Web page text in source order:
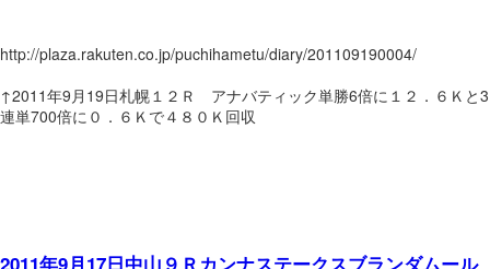
http://plaza.rakuten.co.jp/puchihametu/diary/201109190004/
↑2011年9月19日札幌１２Ｒ アナバティック単勝6倍に１２．６Ｋと3
連単700倍に０．６Ｋで４８０Ｋ回収
2011年9月17日中山９Ｒカンナステークスブランダムール